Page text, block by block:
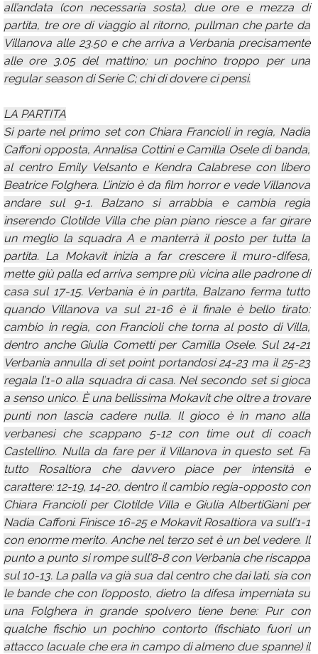
all’andata (con necessaria sosta), due ore e mezza di
partita, tre ore di viaggio al ritorno, pullman che parte da
Villanova alle 23.50 e che arriva a Verbania precisamente
alle ore 3.05 del mattino; un pochino troppo per una
regular season di Serie C; chi di dovere ci pensi.
LA PARTITA
Si parte nel primo set con Chiara Francioli in regia, Nadia
Caffoni opposta, Annalisa Cottini e Camilla Osele di banda,
al centro Emily Velsanto e Kendra Calabrese con libero
Beatrice Folghera. L’inizio è da film horror e vede Villanova
andare sul 9-1. Balzano si arrabbia e cambia regia
inserendo Clotilde Villa che pian piano riesce a far girare
un meglio la squadra A e manterrà il posto per tutta la
partita. La Mokavit inizia a far crescere il muro-difesa,
mette giù palla ed arriva sempre più vicina alle padrone di
casa sul 17-15. Verbania è in partita, Balzano ferma tutto
quando Villanova va sul 21-16 è il finale è bello tirato:
cambio in regia, con Francioli che torna al posto di Villa,
dentro anche Giulia Cometti per Camilla Osele. Sul 24-21
Verbania annulla di set point portandosi 24-23 ma il 25-23
regala l’1-0 alla squadra di casa. Nel secondo set si gioca
a senso unico. È una bellissima Mokavit che oltre a trovare
punti non lascia cadere nulla. Il gioco è in mano alla
verbanesi che scappano 5-12 con time out di coach
Castellino. Nulla da fare per il Villanova in questo set. Fa
tutto Rosaltiora che davvero piace per intensità e
carattere: 12-19, 14-20, dentro il cambio regia-opposto con
Chiara Francioli per Clotilde Villa e Giulia AlbertiGiani per
Nadia Caffoni. Finisce 16-25 e Mokavit Rosaltiora va sull’1-1
con enorme merito. Anche nel terzo set è un bel vedere. Il
punto a punto si rompe sull’8-8 con Verbania che riscappa
sul 10-13. La palla va già sua dal centro che dai lati, sia con
le bande che con l’opposto, dietro la difesa imperniata su
una Folghera in grande spolvero tiene bene: Pur con
qualche fischio un pochino contorto (fischiato fuori un
attacco lacuale che era in campo di almeno due spanne) il